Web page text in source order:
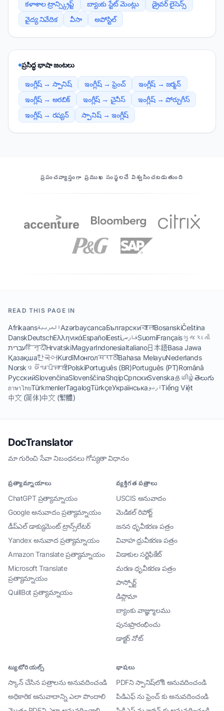
కళాశాల ట్రాన్స్క్రిప్ట్
బ్యాంకు స్టేట్ మెంట్లు
డ్రైవర్ లైసెన్స్
వైద్య నివేదిక
వీసా అపోస్టిల్
ప్రసిద్ధ భాషా జంటలు
ఇంగ్లీష్ → స్పానిష్ ఇంగ్లీష్ → ఫ్రెంచ్
ఇంగ్లీష్ → జర్మన్
ఇంగ్లీష్ → అరబిక్
ఇంగ్లీష్ → చైనీస్
ఇంగ్లీష్ → పోర్చుగీస్
ఇంగ్లీష్ → రష్యన్
స్పానిష్ → ఇంగ్లీష్
మా భాగస్వాములుప్రపంచవ్యాప్తంగా ప్రముఖ సంస్థలచే విశ్వసించబడుతుంది
READ THIS PAGE IN
AfrikaansالعربيةAzərbaycancaБългарскиবাংলাBosanskiČeština
DanskDeutschΕλληνικάEspañolEestiفارسیSuomiFrançaisગુજરાતી
עבריתहिन्दीHrvatskiMagyarIndonesiaItaliano日本語Basa Jawa
Қазақша한국어KurdîМонголमराठीBahasa MelayuNederlands
Norsk ଓଡିଆਪੰਜਾਬੀPolskiPortuguês (BR)Português (PT)Română
РусскийSlovenčinaSlovenščinaShqipСрпскиSvenskaதமிழ்తెలుగు
ภาษาไทยTürkmenlerTagalogTürkçeУкраїнськаاردوTiếng Việt
中文 (简体)中文 (繁體)
DocTranslator
మా గురించి·సేవా నిబంధనలు·గోప్యతా విధానం
ప్రత్యామ్నాయాలు
ChatGPT ప్రత్యామ్నాయం
Google అనువాదం ప్రత్యామ్నాయం
డీప్ఎల్ డాక్యుమెంట్ ట్రాన్స్‌లేటర్
Yandex అనువాద ప్రత్యామ్నాయం
Amazon Translate ప్రత్యామ్నాయం
Microsoft Translate
ప్రత్యామ్నాయం
QuillBot ప్రత్యామ్నాయం
వ్యక్తిగత పత్రాలు
USCIS అనువాదం
మెడికల్ రిపోర్ట్
జనన ధృవీకరణ పత్రం
వివాహ ధ్రువీకరణ పత్రం
విడాకుల సర్టిఫికేట్
మరణ ధృవీకరణ పత్రం
పాస్పోర్ట్
డిప్లొమా
బ్యాంకు వాజ్ఞ్మూలము
పునఃప్రారంభించు
డాక్టర్ నోట్
ట్యుటోరియల్స్
స్కాన్ చేసిన పత్రాలను అనువదించండి
అధికారిక అనువాదాన్ని ఎలా పొందాలి
భాషలు
PDFని స్పానిష్‌లోకి అనువదించండి
పిడిఎఫ్ ను ఫ్రెంచ్ కు అనువదించండి